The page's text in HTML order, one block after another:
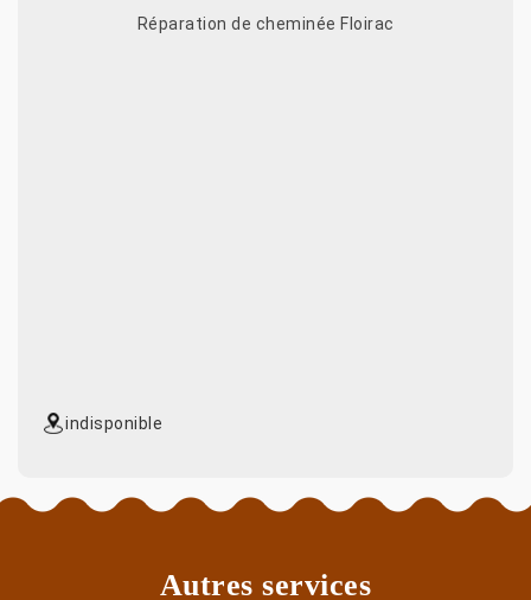
Réparation de cheminée Floirac
indisponible
Autres services